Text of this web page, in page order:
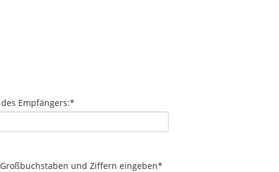
Empfängers:*
und Ziffern eingeben*